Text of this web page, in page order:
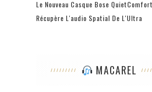
Le Nouveau Casque Bose QuietComfort
Récupère L'audio Spatial De L'Ultra
MACAREL